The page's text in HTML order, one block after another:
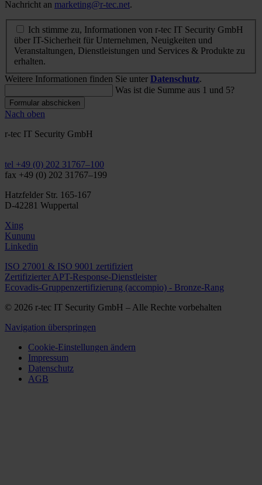
Nachricht an marketing@r-tec.net.
Ich stimme zu, Informationen von r-tec IT Security GmbH
über IT-Sicherheit für Unternehmen, Neuigkeiten und
Veranstaltungen, Dienstleistungen und Services & Produkte zu
erhalten.
Weitere Informationen finden Sie unter Datenschutz.
Was ist die Summe aus 1 und 5?
Formular abschicken
Nach oben
r-tec IT Security GmbH
tel +49 (0) 202 31767–100
fax +49 (0) 202 31767–199
Hatzfelder Str. 165-167
D-42281 Wuppertal
Xing
Kununu
Linkedin
ISO 27001 & ISO 9001 zertifiziert
Zertifizierter APT-Response-Dienstleister
Ecovadis-Gruppenzertifizierung (accompio) - Bronze-Rang
© 2026 r-tec IT Security GmbH – Alle Rechte vorbehalten
Navigation überspringen
Cookie-Einstellungen ändern
Impressum
Datenschutz
AGB